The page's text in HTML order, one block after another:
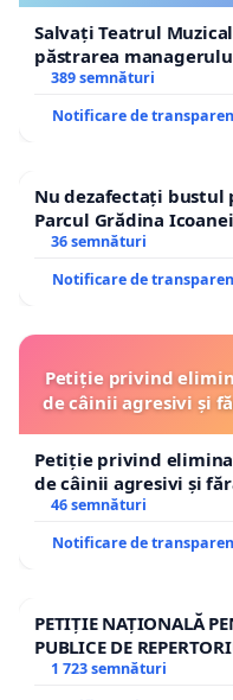
Salvați Teatrul
păstrarea
ROGOJAN
389 semnături
Notificare de
Nu dezafectați bustul
Parcul Grădina
36 semnături
Notificare de
Petiție privind
de câinii agresivi și
Petiție privind
de câinii agresivi și
46 semnături
Notificare de
PETIȚIE NAȚIONALĂ
PUBLICE DE
1 723 semnături